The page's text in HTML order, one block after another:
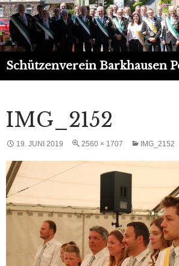
Suchen
IMG_2152
19. JUNI 2019 2560 × 1707 IMG_2152